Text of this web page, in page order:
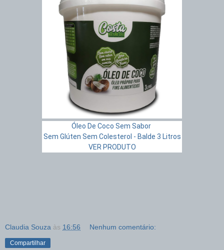
Óleo De Coco Sem Sabor
Sem Glúten Sem Colesterol - Balde 3 Litros
VER PRODUTO
Claudia Souza às 16:56 Nenhum comentário:
Compartilhar